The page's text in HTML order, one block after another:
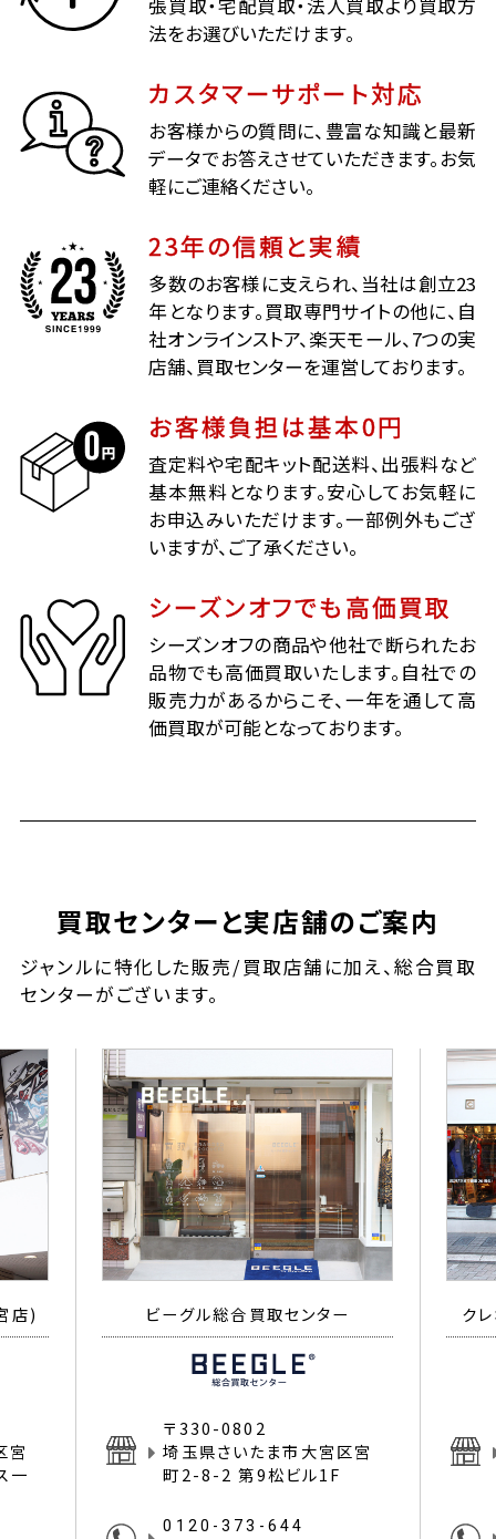
張買取・宅配買取・法人買取より買取方
法をお選びいただけます。
カスタマーサポート対応
お客様からの質問に、豊富な知識と最新
データでお答えさせていただきます。お気
軽にご連絡ください。
23年の信頼と実績
多数のお客様に支えられ、当社は創立23
年となります。買取専門サイトの他に、自
社オンラインストア、楽天モール、7つの実
店舗、買取センターを運営しております。
お客様負担は基本0円
査定料や宅配キット配送料、出張料など
基本無料となります。安心してお気軽に
お申込みいただけます。一部例外もござ
いますが、ご了承ください。
シーズンオフでも高価買取
シーズンオフの商品や他社で断られたお
品物でも高価買取いたします。自社での
販売力があるからこそ、一年を通して高
価買取が可能となっております。
買取センターと実店舗のご案内
ジャンルに特化した販売/買取店舗に加え、総合買取
センターがございます。
店)
宮
一
ビーグル総合買取センター
〒330-0802
埼玉県さいたま市大宮区宮
町2-8-2 第9松ビル1F
0120-373-644
ク